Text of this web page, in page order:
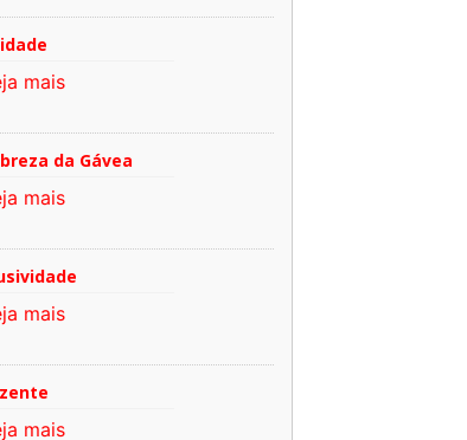
mais
da Gávea
mais
mais
mais